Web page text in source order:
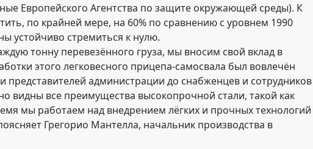
Европейского Агентства по защите окружающей среды). К
по крайней мере, на 60% по сравнению с уровнем 1990
устойчиво стремиться к нулю.
тонну перевезённого груза, мы вносим свой вклад в
этого легковесного прицепа-самосвала был вовлечён
представителей администрации до снабженцев и сотрудников
видны все преимущества высокопрочной стали, такой как
мы работаем над внедрением лёгких и прочных технологий
Грегорио Мантелла, начальник производства в